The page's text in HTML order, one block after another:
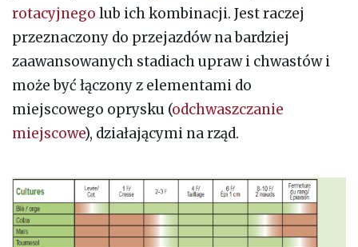
rotacyjnego lub ich kombinacji. Jest raczej
przeznaczony do przejazdów na bardziej
zaawansowanych stadiach upraw i chwastów i
może być łączony z elementami do
miejscowego oprysku (odchwaszczanie
miejscowe), działającymi na rząd.